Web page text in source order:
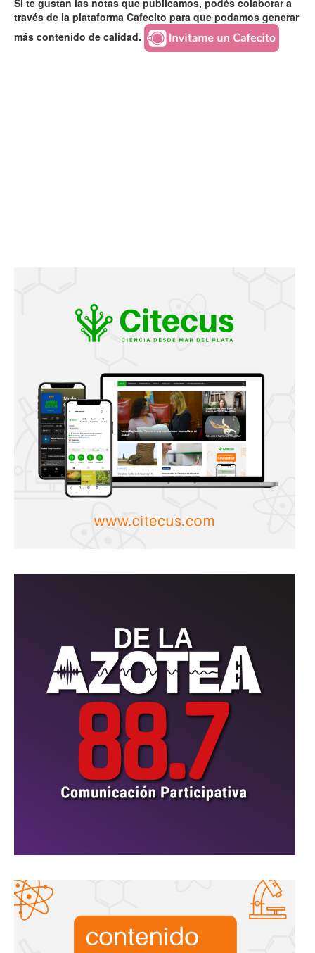
Si te gustan las notas que publicamos, podés colaborar a
través de la plataforma Cafecito para que podamos generar
más contenido de calidad.